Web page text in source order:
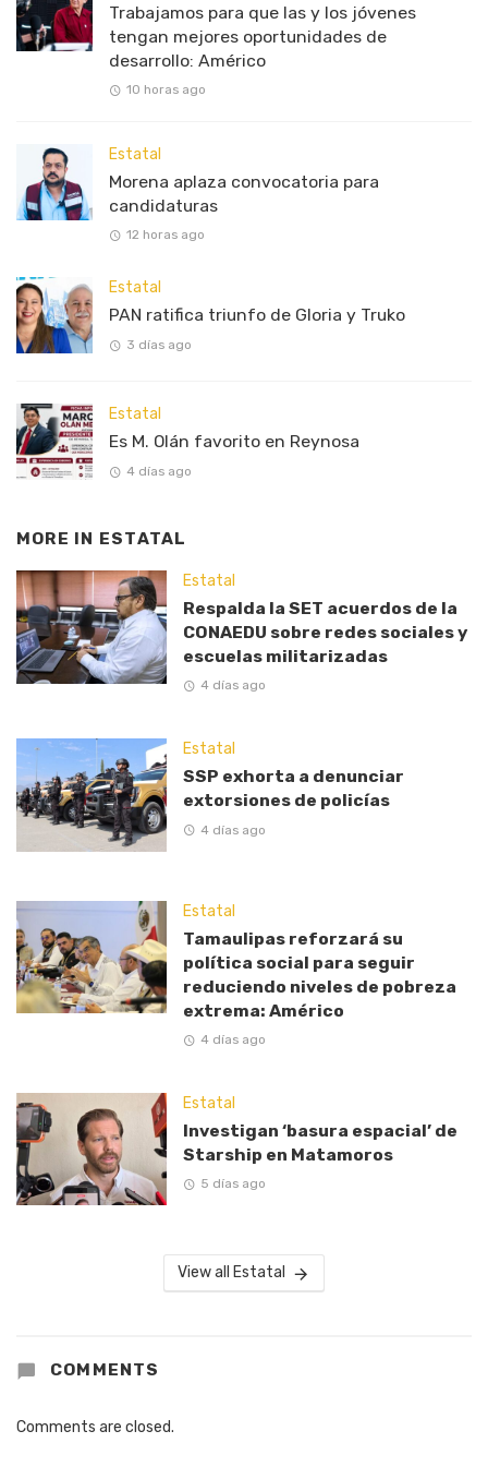
Trabajamos para que las y los jóvenes
tengan mejores oportunidades de
desarrollo: Américo
10 horas ago
Estatal
Morena aplaza convocatoria para
candidaturas
12 horas ago
Estatal
PAN ratifica triunfo de Gloria y Truko
3 días ago
Estatal
Es M. Olán favorito en Reynosa
4 días ago
MORE IN ESTATAL
Estatal
Respalda la SET acuerdos de la
CONAEDU sobre redes sociales y
escuelas militarizadas
4 días ago
Estatal
SSP exhorta a denunciar
extorsiones de policías
4 días ago
Estatal
Tamaulipas reforzará su
política social para seguir
reduciendo niveles de pobreza
extrema: Américo
4 días ago
Estatal
Investigan ‘basura espacial’ de
Starship en Matamoros
5 días ago
View all Estatal
COMMENTS
Comments are closed.